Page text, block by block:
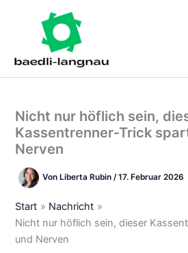
Nicht nur höflich sein,
Kassentrenner-Trick
Nerven
Von Liberta Rubin/17. Februar 2026
Start
Nachricht
Nicht nur höflich sein, dieser
und Nerven